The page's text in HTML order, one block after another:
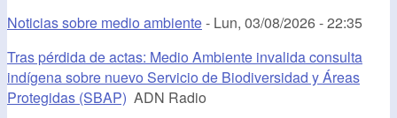
Noticias sobre medio ambiente- Lun, 03/08/2026 - 22:35
Tras pérdida de actas: Medio Ambiente invalida consulta
indígena sobre nuevo Servicio de Biodiversidad y Áreas
Protegidas (SBAP) ADN Radio